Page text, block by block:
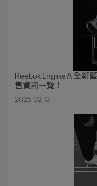
Reebok Engine A 全新
售資訊一覽！
2025-02-13